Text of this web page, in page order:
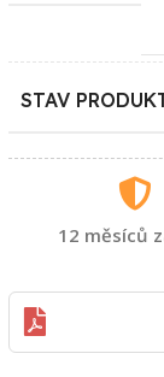
STAV
12 měsíců